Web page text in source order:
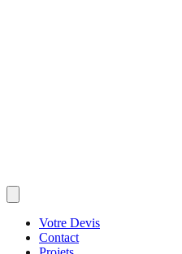
Votre Devis
Contact